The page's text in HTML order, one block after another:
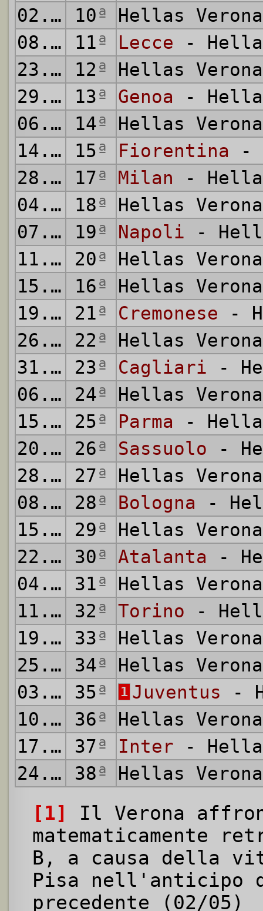
02.11.2025
10ª
Hellas
08.11.2025
11ª Lecce -
23.11.2025
12ª
Hellas
29.11.2025
13ª Genoa -
06.12.2025
14ª
Hellas
14.12.2025
15ª Fiorentina -
28.12.2025
17ª Milan -
04.01.2026
18ª
Hellas
07.01.2026
19ª Napoli -
11.01.2026
20ª
Hellas
15.01.2026
16ª
Hellas
19.01.2026
21ª Cremonese -
26.01.2026
22ª
Hellas
31.01.2026
23ª Cagliari -
06.02.2026
24ª
Hellas
15.02.2026
25ª Parma -
20.02.2026
26ª Sassuolo -
28.02.2026
27ª
Hellas
08.03.2026
28ª Bologna -
15.03.2026
29ª
Hellas
22.03.2026
30ª Atalanta -
04.04.2026
31ª
Hellas
11.04.2026
32ª Torino -
19.04.2026
33ª
Hellas
25.04.2026
34ª
Hellas
03.05.2026
35ª 1 Juventus -
10.05.2026
36ª
Hellas
17.05.2026
37ª Inter -
24.05.2026
38ª Hellas
[1]
Il Verona
matematicamente
B, a causa della
Pisa nell'anticipo
precedente (02/05)